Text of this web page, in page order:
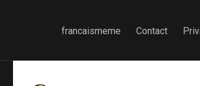
francaismeme Contact